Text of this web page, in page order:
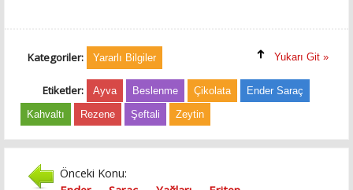
Kategoriler: Yararlı Bilgiler Yukarı Git »
Etiketler: Ayva Beslenme Çikolata
Ender Saraç
Kahvaltı
Rezene Şeftali Zeytin
Önceki Konu: